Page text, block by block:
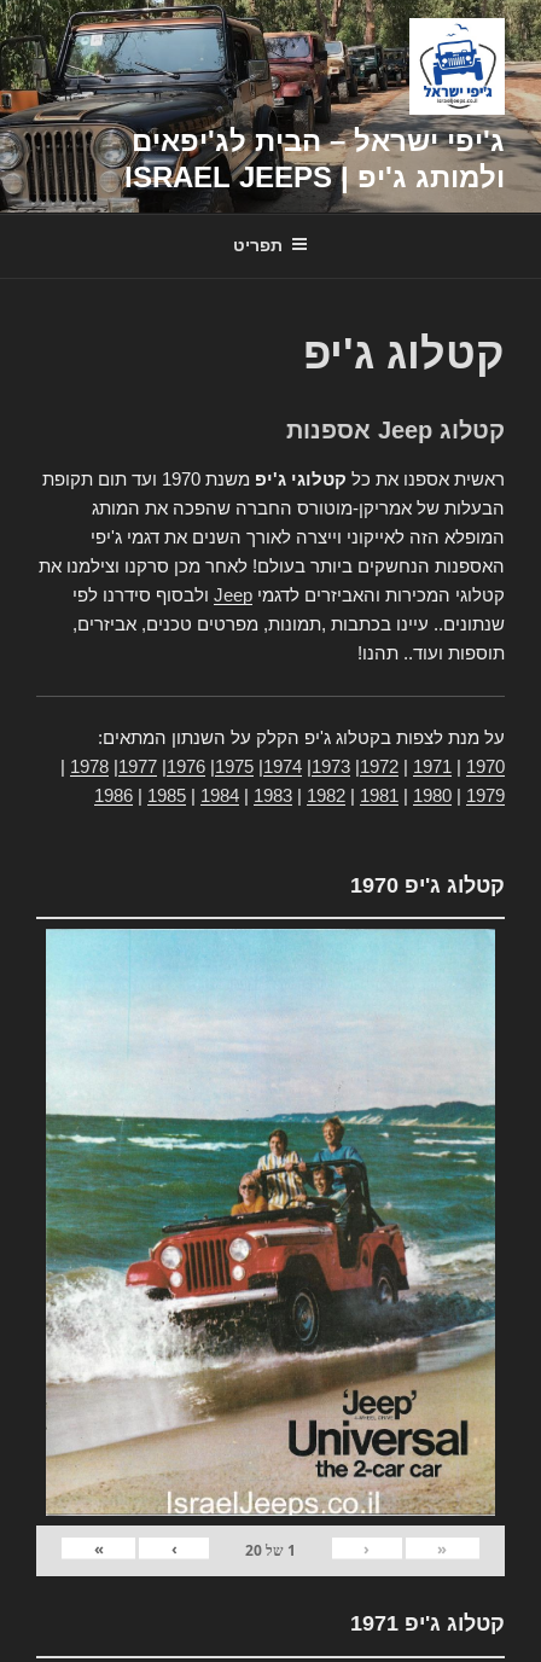
דילוג
לתוכן
ג'יפי ישראל – הבית לג'יפאים
ולמותג ג'יפ | ISRAEL JEEPS
תפריט
קטלוג ג'יפ
קטלוג Jeep אספנות
ראשית אספנו את כל קטלוגי ג'יפ
משנת 1970 ועד תום תקופת
הבעלות של אמריקן-מוטורס החברה שהפכה את המותג
המופלא הזה לאייקוני וייצרה לאורך השנים את דגמי ג'יפי
האספנות הנחשקים ביותר בעולם! לאחר מכן סרקנו וצילמנו את
קטלוגי המכירות והאביזרים לדגמי Jeep ולבסוף סידרנו לפי
שנתונים.. עיינו בכתבות ,תמונות, מפרטים טכנים, אביזרים,
תוספות ועוד.. תהנו!
על מנת לצפות בקטלוג ג'יפ הקלק על השנתון המתאים:
1970
1971
1972
1973
1974
1975
1976
1977
1978
1979
1980
1981
1982
1983
1984
1985
1986
קטלוג ג'יפ 1970
«
‹
1 של20
›
»
קטלוג ג'יפ 1971